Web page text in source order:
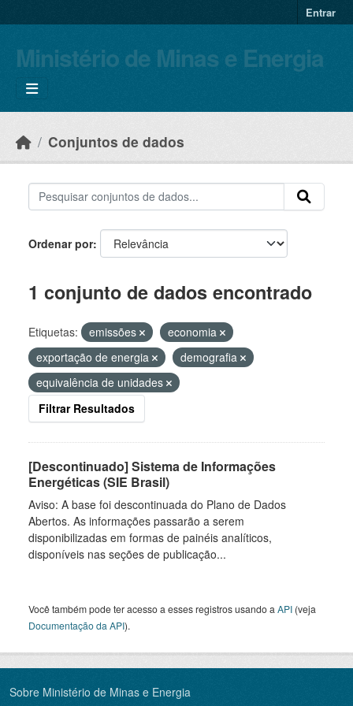
Entrar
Ministério de Minas e Energia
Conjuntos de dados
Ordenar por
1 conjunto de dados encontrado
Etiquetas: emissões
economia
exportação de energia
demografia
equivalência de unidades
Filtrar Resultados
[Descontinuado] Sistema de Informações
Energéticas (SIE Brasil)
Aviso: A base foi descontinuada do Plano de Dados
Abertos. As informações passarão a serem
disponibilizadas em formas de painéis analíticos,
disponíveis nas seções de publicação...
Você também pode ter acesso a esses registros usando a API (veja
Documentação da API).
Sobre Ministério de Minas e Energia